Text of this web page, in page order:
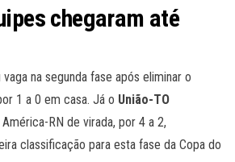
chegaram até
vaga na segunda fase após eliminar o
1 a 0 em casa. Já o União-TO
RN de virada, por 4 a 2,
classificação para esta fase da Copa do